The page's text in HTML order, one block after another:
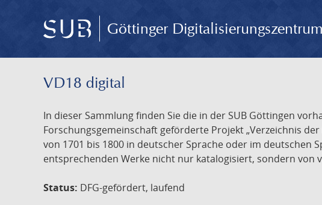
Göttinger Digitalisierungszentrum
VD18 digital
In dieser Sammlung finden Sie die in der SUB Göttingen
Forschungsgemeinschaft geförderte Projekt „Verzeichnis
von 1701 bis 1800 in deutscher Sprache oder im deutschen
entsprechenden Werke nicht nur katalogisiert, sondern
Status: DFG-gefördert, laufend